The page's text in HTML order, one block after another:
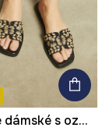
Pantofle dámské s ozdobnou aplikací černá barva